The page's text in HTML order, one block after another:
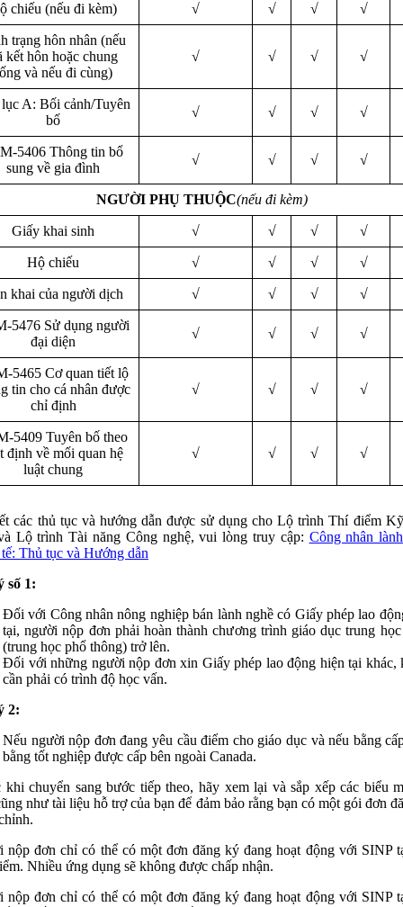
chiếu (nếu đi kèm) √ √ √ √
trạng hôn nhân (nếu
kết hôn hoặc chung
và nếu đi cùng)
√ √ √ √
A: Bối cảnh/Tuyên
bố
√ √ √ √
5406 Thông tin bổ
sung về gia đình
√ √ √ √
NGƯỜI PHỤ THUỘC(nếu đi kèm)
Giấy khai sinh √ √ √ √
Hộ chiếu √ √ √ √
khai của người dịch √ √ √ √
5476 Sử dụng người
đại diện
√ √ √ √
5465 Cơ quan tiết lộ
tin cho cá nhân được
chỉ định
√ √ √ √
5409 Tuyên bố theo
định về mối quan hệ
luật chung
√ √ √ √
các thủ tục và hướng dẫn được sử dụng cho Lộ trình Thí điểm
Lộ trình Tài năng Công nghệ, vui lòng truy cập: Công nhân
Thủ tục và Hướng dẫn
số 1:
Đối với Công nhân nông nghiệp bán lành nghề có Giấy phép lao
tại, người nộp đơn phải hoàn thành chương trình giáo dục trung
(trung học phổ thông) trở lên.
Đối với những người nộp đơn xin Giấy phép lao động hiện tại khác,
cần phải có trình độ học vấn.
2:
Nếu người nộp đơn đang yêu cầu điểm cho giáo dục và nếu bằng
bằng tốt nghiệp được cấp bên ngoài Canada.
khi chuyển sang bước tiếp theo, hãy xem lại và sắp xếp các biểu
như tài liệu hỗ trợ của bạn để đảm bảo rằng bạn có một gói đơn
nộp đơn chỉ có thể có một đơn đăng ký đang hoạt động với SINP
Nhiều ứng dụng sẽ không được chấp nhận.
nộp đơn chỉ có thể có một đơn đăng ký đang hoạt động với SINP